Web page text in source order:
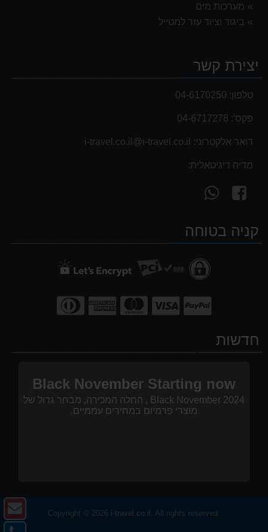
839.00 ₪
אוהל משפחתי ל 6 GURO Panorama 6P v2
מערכות מים
ביגוד וציוד עזר למטייל
יצירת קשר
טלפון: 04-6170250
פקס': 04-6717278
דואר אלקטרוני: i-travel.co.il@i-travel.co.il
מדיה דיגיטאלית:
עקוב
אחרינו
facebook
WhatsAppקניה בטוחה
חדשות
Black November Starting now
Black November 2024 , החלה המכירה, מבחר גדול של
מוצרי פרמיום במחירים עממיים.
Copyright © 2026 i-travel.co.il . All rights reserved.